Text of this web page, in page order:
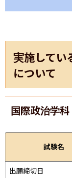
実施してい
について
国際政治学科
試験名
出願締切日